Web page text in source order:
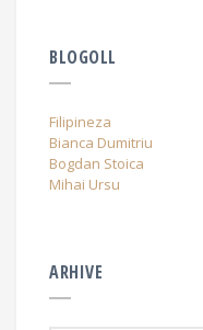
BLOGOLL
Filipineza
Bianca Dumitriu
Bogdan Stoica
Mihai Ursu
ARHIVE